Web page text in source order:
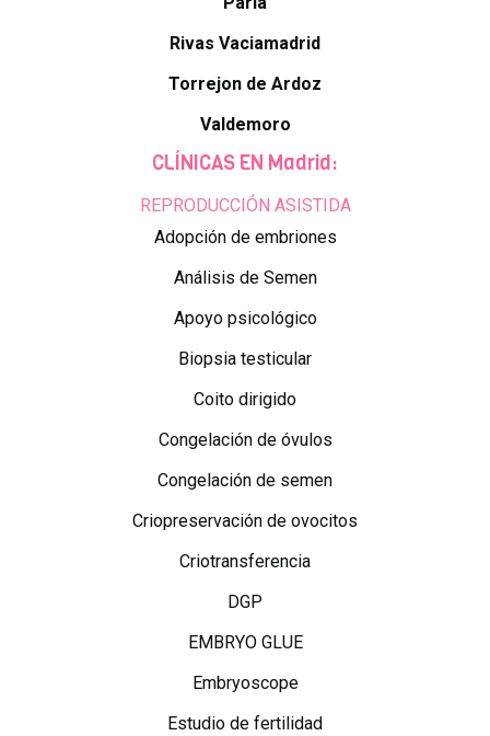
Rivas Vaciamadrid
Torrejon de Ardoz
Valdemoro
CLÍNICAS EN Madrid:
REPRODUCCIÓN ASISTIDA
Adopción de embriones
Análisis de Semen
Apoyo psicológico
Biopsia testicular
Coito dirigido
Congelación de óvulos
Congelación de semen
Criopreservación de ovocitos
Criotransferencia
DGP
EMBRYO GLUE
Embryoscope
Estudio de fertilidad